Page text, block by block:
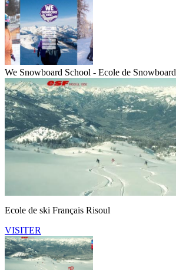
We Snowboard School - Ecole de Snowboard
Ecole de ski Français Risoul
VISITER